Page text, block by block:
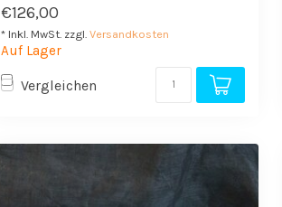
€126,00
* Inkl. MwSt. zzgl. Versandkosten
Auf Lager
Vergleichen